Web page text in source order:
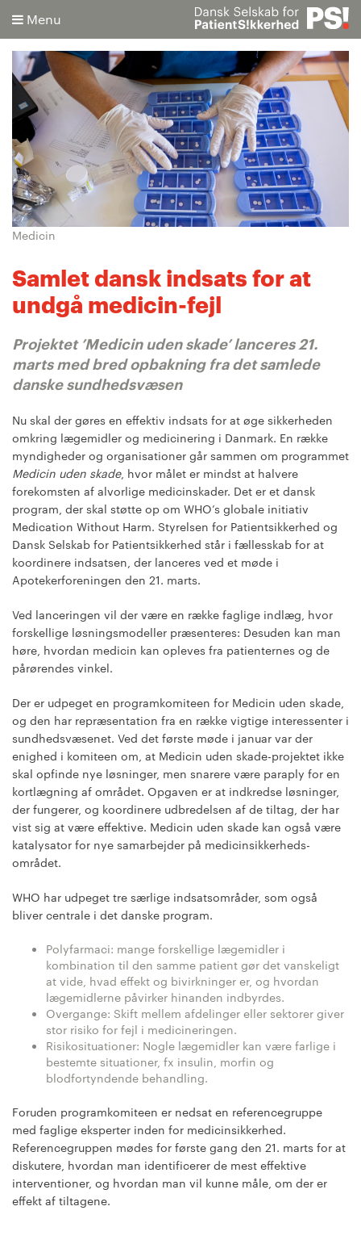
Menu
Søg
Avanceret søgning
Medicin
Samlet dansk indsats for at
undgå medicin-fejl
Projektet ’Medicin uden skade’ lanceres 21.
marts med bred opbakning fra det samlede
danske sundhedsvæsen
Nu skal der gøres en effektiv indsats for at øge sikkerheden
omkring lægemidler og medicinering i Danmark. En række
myndigheder og organisationer går sammen om programmet
Medicin uden skade, hvor målet er mindst at halvere
forekomsten af alvorlige medicinskader. Det er et dansk
program, der skal støtte op om WHO’s globale initiativ
Medication Without Harm. Styrelsen for Patientsikkerhed og
Dansk Selskab for Patientsikkerhed står i fællesskab for at
koordinere indsatsen, der lanceres ved et møde i
Apotekerforeningen den 21. marts.
Ved lanceringen vil der være en række faglige indlæg, hvor
forskellige løsningsmodeller præsenteres: Desuden kan man
høre, hvordan medicin kan opleves fra patienternes og de
pårørendes vinkel.
Der er udpeget en programkomiteen for Medicin uden skade,
og den har repræsentation fra en række vigtige interessenter i
sundhedsvæsenet. Ved det første møde i januar var der
enighed i komiteen om, at Medicin uden skade-projektet ikke
skal opfinde nye løsninger, men snarere være paraply for en
kortlægning af området. Opgaven er at indkredse løsninger,
der fungerer, og koordinere udbredelsen af de tiltag, der har
vist sig at være effektive. Medicin uden skade kan også være
katalysator for nye samarbejder på medicinsikkerheds-
området.
WHO har udpeget tre særlige indsatsområder, som også
bliver centrale i det danske program.
Polyfarmaci: mange forskellige lægemidler i
kombination til den samme patient gør det vanskeligt
at vide, hvad effekt og bivirkninger er, og hvordan
lægemidlerne påvirker hinanden indbyrdes.
Overgange: Skift mellem afdelinger eller sektorer giver
stor risiko for fejl i medicineringen.
Risikosituationer: Nogle lægemidler kan være farlige i
bestemte situationer, fx insulin, morfin og
blodfortyndende behandling.
Foruden programkomiteen er nedsat en referencegruppe
med faglige eksperter inden for medicinsikkerhed.
Referencegruppen mødes for første gang den 21. marts for at
diskutere, hvordan man identificerer de mest effektive
interventioner, og hvordan man vil kunne måle, om der er
effekt af tiltagene.